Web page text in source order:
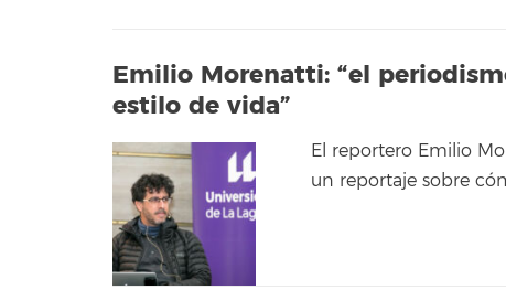
Emilio Morenatti: “el
estilo de vida”
El reportero Emilio
un reportaje sobre